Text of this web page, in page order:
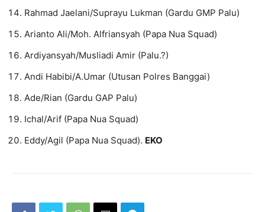
Rahmad Jaelani/Suprayu Lukman (Gardu GMP Palu)
Arianto Ali/Moh. Alfriansyah (Papa Nua Squad)
Ardiyansyah/Musliadi Amir (Palu.?)
Andi Habibi/A.Umar (Utusan Polres Banggai)
Ade/Rian (Gardu GAP Palu)
Ichal/Arif (Papa Nua Squad)
Eddy/Agil (Papa Nua Squad). EKO